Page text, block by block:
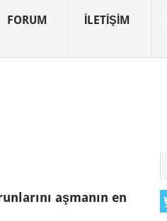
FORUM İLETIŞIM
aşmanın en